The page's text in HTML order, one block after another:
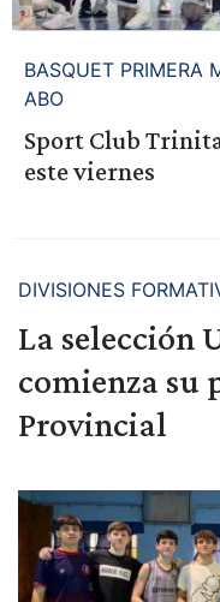
BASQUET PRIMERA
ABO
Sport Club
este viernes
DIVISIONES
La selección
comienza su
Provincial